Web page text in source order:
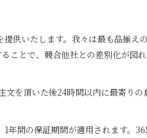
いたします。我々は最も品揃え
ことで、競合他社との差別化が図れ
を頂いた後24時間以内に最寄りの
1年間の保証期間が適用されます。